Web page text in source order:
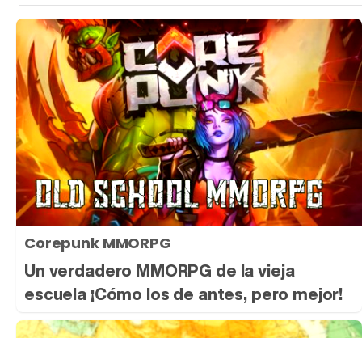
Corepunk MMORPG
Un verdadero MMORPG de la vieja
escuela ¡Cómo los de antes, pero mejor!